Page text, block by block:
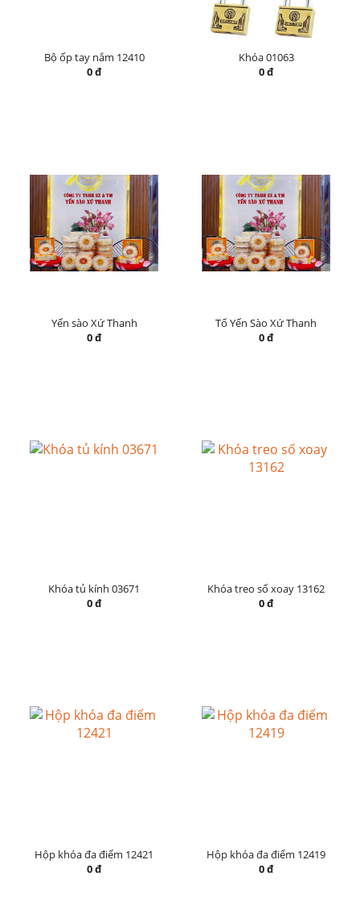
Bộ ốp tay nắm 12410
0 đ
Khóa 01063
0 đ
Yến sào Xứ Thanh
0 đ
Tổ Yến Sào Xứ Thanh
0 đ
Khóa tủ kính 03671
0 đ
Khóa treo số xoay 13162
0 đ
Hộp khóa đa điểm 12421
0 đ
Hộp khóa đa điểm 12419
0 đ